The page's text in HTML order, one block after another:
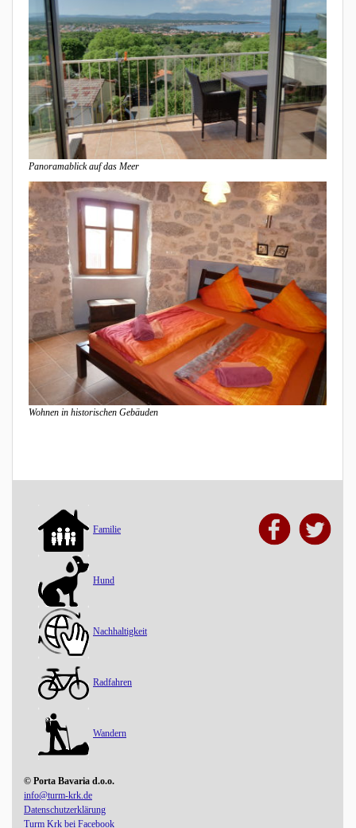
Panoramablick auf das Meer
Wohnen in historischen Gebäuden
Familie
Hund
Nachhaltigkeit
Radfahren
Wandern
© Porta Bavaria d.o.o.
info@turm-krk.de
Datenschutzerklärung
Turm Krk bei Facebook